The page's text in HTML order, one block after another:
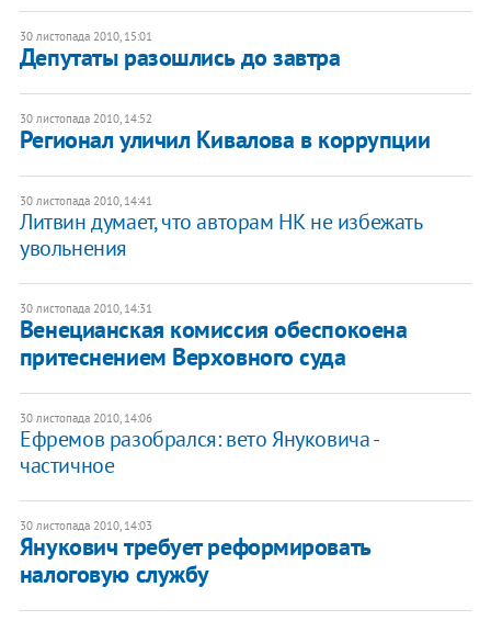
30 листопада 2010, 15:01
Депутаты разошлись до завтра
30 листопада 2010, 14:52
Регионал уличил Кивалова в коррупции
30 листопада 2010, 14:41
Литвин думает, что авторам НК не избежать
увольнения
30 листопада 2010, 14:31
Венецианская комиссия обеспокоена
притеснением Верховного суда
30 листопада 2010, 14:06
Ефремов разобрался: вето Януковича -
частичное
30 листопада 2010, 14:03
Янукович требует реформировать
налоговую службу